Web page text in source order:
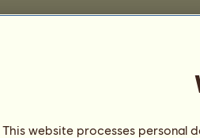
This website processes personal